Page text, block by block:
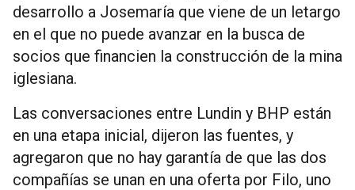
desarrollo a Josemaría que viene de un letargo
en el que no puede avanzar en la busca de
socios que financien la construcción de la mina
iglesiana.
Las conversaciones entre Lundin y BHP están
en una etapa inicial, dijeron las fuentes, y
agregaron que no hay garantía de que las dos
compañías se unan en una oferta por Filo, uno